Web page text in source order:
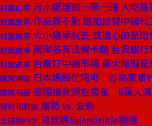
封面故事 污水處理到一帶一路 大吃基
封面故事 作品賣不動 還加速替中國代
封面故事 大小廠早就去 該擔心的是環
封面故事 兩岸各有法規卡關 台資銀
封面故事 台農打中國市場 最大障礙是
國際視窗 日本媽媽忙陪考 炒熱家事
國際視窗 德國搶救瀕危雲雀 8萬人
理財相對論 趨勢 vs. 波動
全球熱門字 普欽邁向landslide勝選